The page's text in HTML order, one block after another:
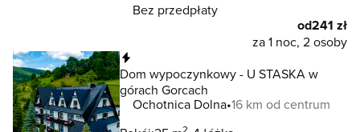
Bez przedpłaty
od241 zł
za 1 noc, 2 osoby
Dom wypoczynkowy - U STASKA w
górach Gorcach
Ochotnica Dolna 16 km od centrum
2